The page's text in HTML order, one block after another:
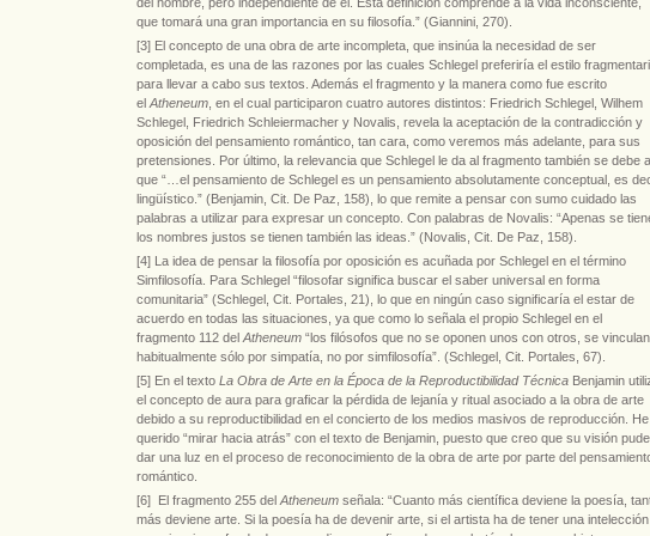
que tomará una gran importancia en su filosofía.” (Giannini, 270).
[3] El concepto de una obra de arte incompleta, que insinúa la necesidad de ser
completada, es una de las razones por las cuales Schlegel preferiría el estilo
para llevar a cabo sus textos. Además el fragmento y la manera como fue escrito
el Atheneum , en el cual participaron cuatro autores distintos: Friedrich Schlegel, Wilhem
Schlegel, Friedrich Schleiermacher y Novalis, revela la aceptación de la contradicción y
oposición del pensamiento romántico, tan cara, como veremos más adelante, para sus
pretensiones. Por último, la relevancia que Schlegel le da al fragmento también se debe a
que “…el pensamiento de Schlegel es un pensamiento absolutamente conceptual, es
lingüístico.” (Benjamin, Cit. De Paz, 158), lo que remite a pensar con sumo cuidado las
palabras a utilizar para expresar un concepto. Con palabras de Novalis: “Apenas se
los nombres justos se tienen también las ideas.” (Novalis, Cit. De Paz, 158).
[4] La idea de pensar la filosofía por oposición es acuñada por Schlegel en el término
Simfilosofía. Para Schlegel “filosofar significa buscar el saber universal en forma
comunitaria” (Schlegel, Cit. Portales, 21), lo que en ningún caso significaría el estar de
acuerdo en todas las situaciones, ya que como lo señala el propio Schlegel en el
fragmento 112 del Atheneum “los filósofos que no se oponen unos con otros, se vinculan
habitualmente sólo por simpatía, no por simfilosofía”. (Schlegel, Cit. Portales, 67).
[5] En el texto La Obra de Arte en la Época de la Reproductibilidad Técnica Benjamin
el concepto de aura para graficar la pérdida de lejanía y ritual asociado a la obra de arte
debido a su reproductibilidad en el concierto de los medios masivos de reproducción. He
querido “mirar hacia atrás” con el texto de Benjamin, puesto que creo que su visión pude
dar una luz en el proceso de reconocimiento de la obra de arte por parte del
romántico.
[6] El fragmento 255 del Atheneum señala: “Cuanto más científica deviene la poesía,
más deviene arte. Si la poesía ha de devenir arte, si el artista ha de tener una